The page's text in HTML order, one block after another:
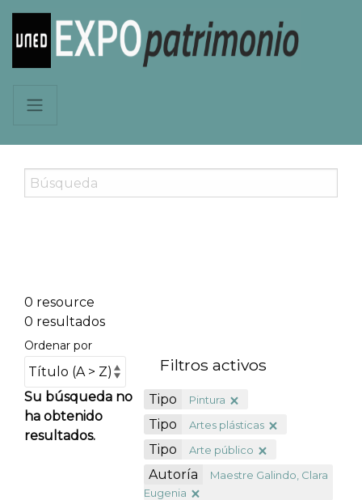
0 resource
0 resultados
Ordenar por
Su búsqueda no
ha obtenido
resultados.
Filtros activos
Tipo Pintura
Tipo Artes plásticas
Tipo Arte público
Autoría
Maestre Galindo, Clara
Eugenia